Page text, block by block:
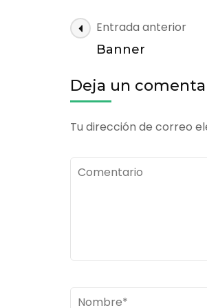
Navegación
de
entradas
Entrada anterior
Banner
Deja un
Tu dirección de correo
Comentario
Nombre*